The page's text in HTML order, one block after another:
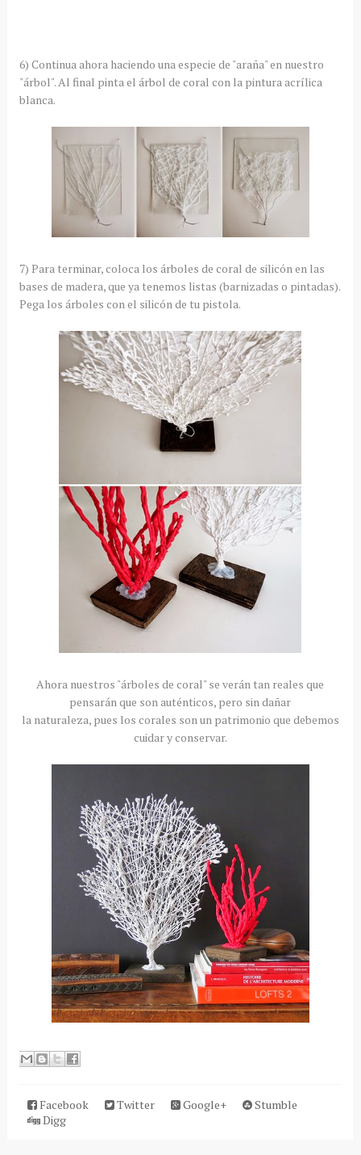
6) Continua ahora haciendo una especie de "araña" en nuestro
"árbol". Al final pinta el árbol de coral con la pintura acrílica
blanca.
7) Para terminar, coloca los árboles de coral de silicón en las
bases de madera, que ya tenemos listas (barnizadas o pintadas).
Pega los árboles con el silicón de tu pistola.
Ahora nuestros "árboles de coral" se verán tan reales que
pensarán que son auténticos, pero sin dañar
la naturaleza, pues los corales son un patrimonio que debemos
cuidar y conservar.
Facebook Twitter Google+
Stumble
Digg